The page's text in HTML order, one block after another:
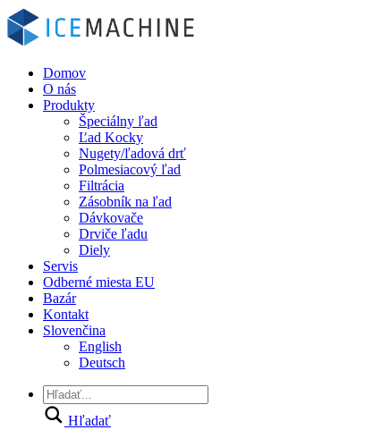
Domov
O nás
Produkty
Špeciálny ľad
Ľad Kocky
Nugety/ľadová drť
Polmesiacový ľad
Filtrácia
Zásobník na ľad
Dávkovače
Drviče ľadu
Diely
Servis
Odberné miesta EU
Bazár
Kontakt
Slovenčina
English
Deutsch
Hľadať